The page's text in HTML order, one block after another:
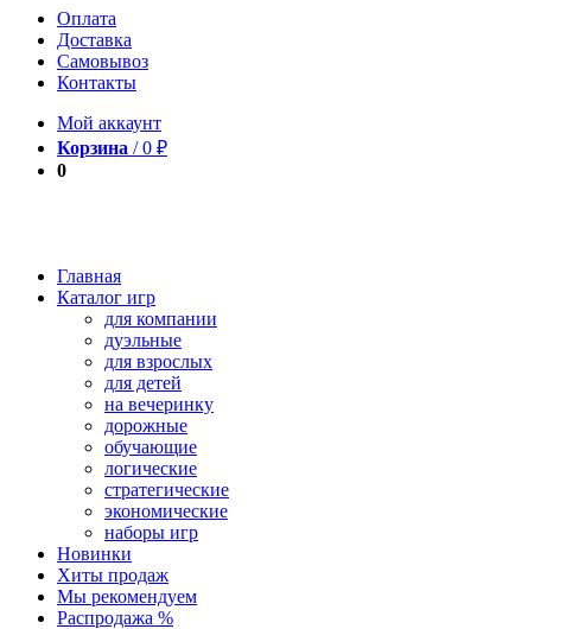
Оплата
Доставка
Самовывоз
Контакты
Мой аккаунт
Корзина /0 ₽
0
Главная
Каталог игр
для компании
дуэльные
для взрослых
для детей
на вечеринку
дорожные
обучающие
логические
стратегические
экономические
наборы игр
Новинки
Хиты продаж
Мы рекомендуем
Распродажа %